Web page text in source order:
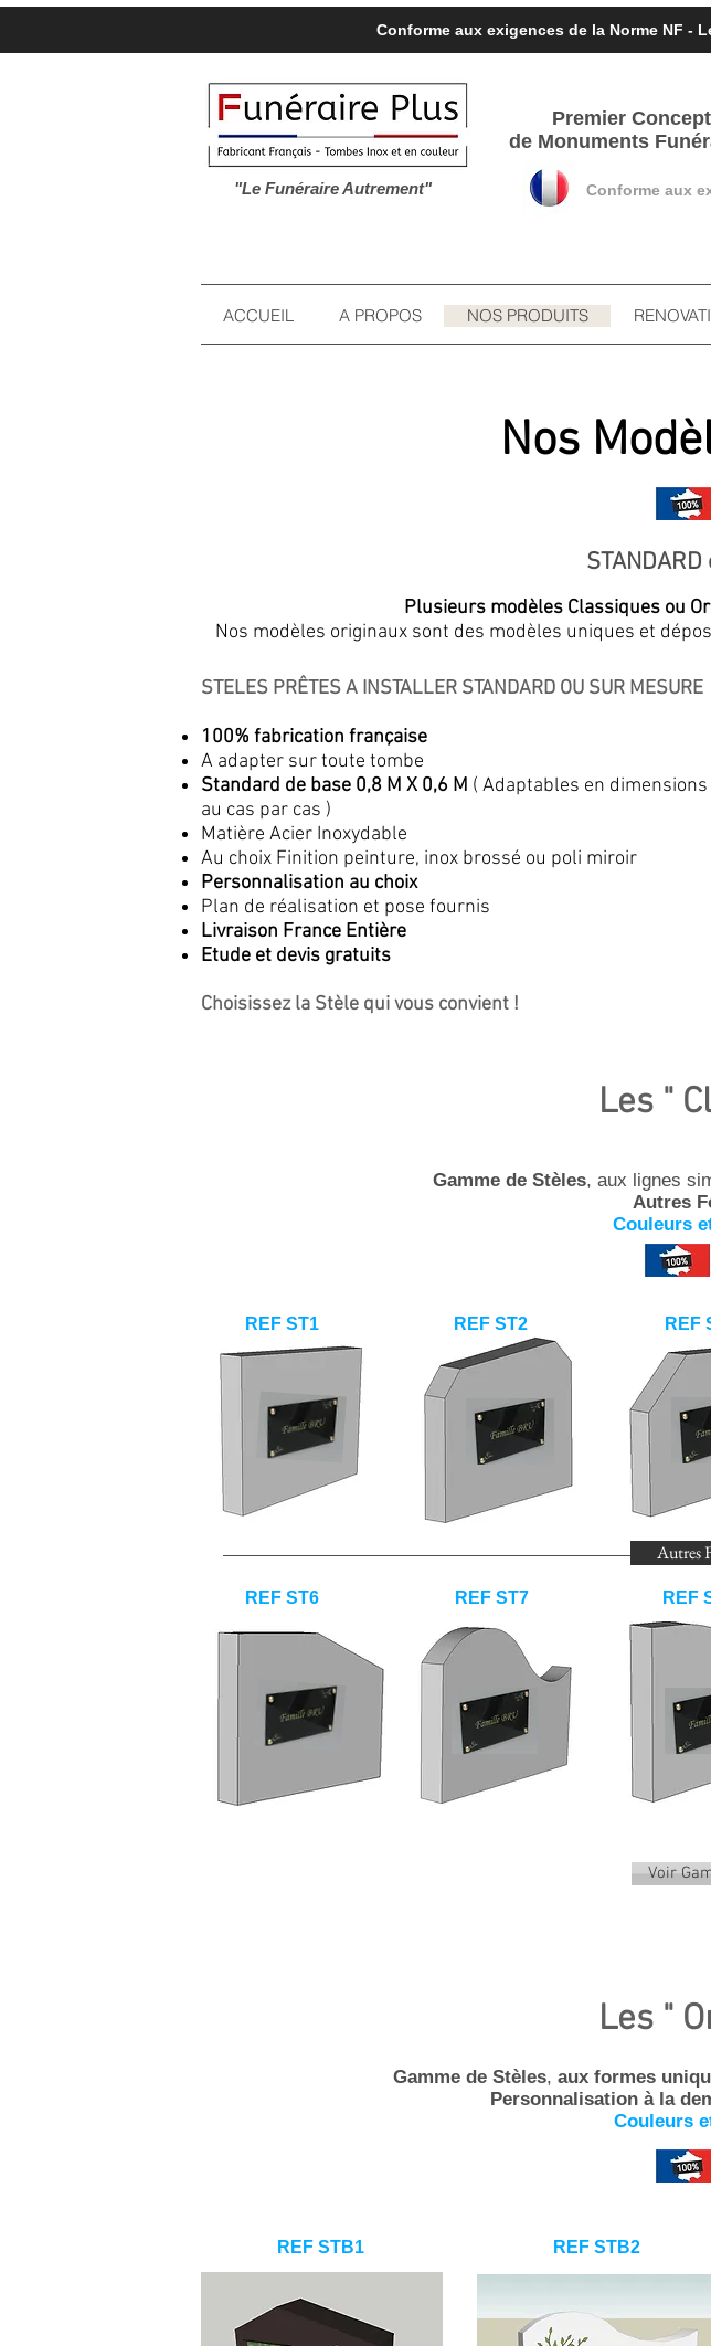
Conforme aux exigences de la Norme NF -
"Le Funéraire Autrement"
Premier
de Monuments
Conforme aux
ACCUEIL A PROPOS NOS PRODUITS
Nos
Plusieurs modèles Classiques ou
Nos modèles originaux sont des modèles uniques et
STELES PRÊTES A INSTALLER STANDARD OU SUR MESURE
100% fabrication française
A adapter sur toute tombe
Standard de base 0,8 M X 0,6 M ( Adaptables en dimensions
au cas par cas )
Matière Acier Inoxydable
Au choix Finition peinture, inox brossé ou poli miroir
Personnalisation au choix
Plan de réalisation et pose fournis
Livraison France Entière
Etude et devis gratuits
Choisissez la Stèle qui vous convient !
Les "
Gamme de Stèles, aux lignes
Autres
Couleurs
REF ST1 REF ST2 REF
Autres
REF ST6 REF ST7 REF
Voir
Les "
Gamme de Stèles, aux formes
Personnalisationà la
Couleurs
REF STB1 REF STB2